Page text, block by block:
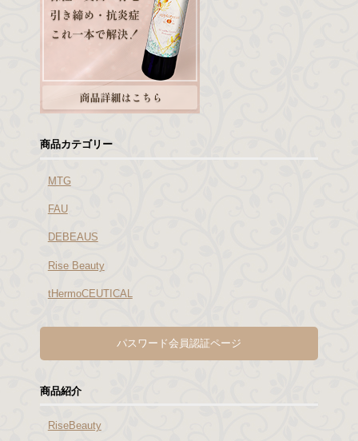
商品カテゴリー
MTG
FAU
DEBEAUS
Rise Beauty
tHermoCEUTICAL
パスワード会員認証ページ
商品紹介
RiseBeauty